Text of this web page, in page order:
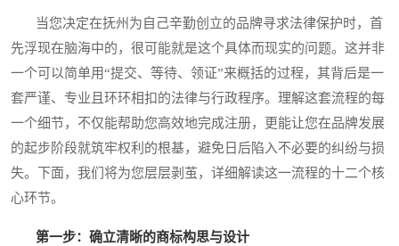
当您决定在抚州为自己辛勤创立的品牌寻求法律保护时，首
先浮现在脑海中的，很可能就是这个具体而现实的问题。这并非
一个可以简单用“提交、等待、领证”来概括的过程，其背后是一
套严谨、专业且环环相扣的法律与行政程序。理解这套流程的每
一个细节，不仅能帮助您高效地完成注册，更能让您在品牌发展
的起步阶段就筑牢权利的根基，避免日后陷入不必要的纠纷与损
失。下面，我们将为您层层剥茧，详细解读这一流程的十二个核
心环节。
第一步：确立清晰的商标构思与设计